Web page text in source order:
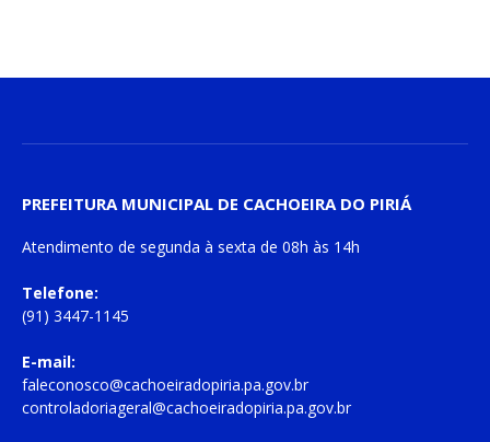
PREFEITURA MUNICIPAL DE CACHOEIRA DO PIRIÁ
Atendimento de segunda à sexta de 08h às 14h
Telefone:
(91) 3447-1145
E-mail:
faleconosco@cachoeiradopiria.pa.gov.br
controladoriageral@cachoeiradopiria.pa.gov.br